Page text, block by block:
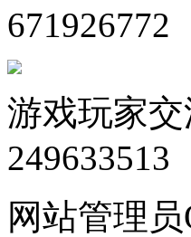
671926772
游戏玩家
249633513
网站管理